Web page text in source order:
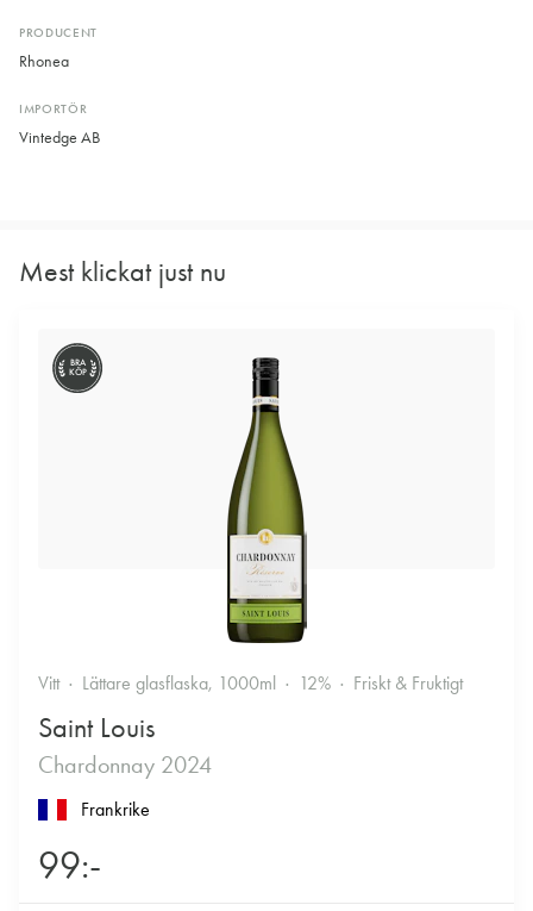
PRODUCENT
Rhonea
IMPORTÖR
Vintedge AB
Mest klickat just nu
BRA
KÖP
Vitt Lättare glasflaska, 1000ml 12% Friskt & Fruktigt
Saint Louis
Chardonnay 2024
Frankrike
99:-